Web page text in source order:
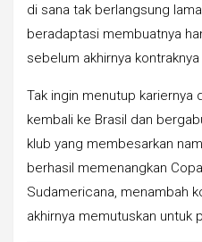
di sana tak berlangsung
beradaptasi membuatnya
sebelum akhirnya
Tak ingin menutup kariernya
kembali ke Brasil dan
klub yang membesarkan
berhasil memenangkan
Sudamericana, menambah
akhirnya memutuskan untuk